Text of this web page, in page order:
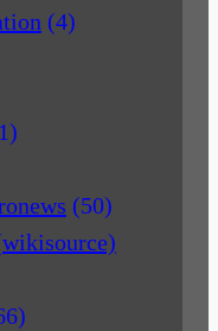
(4)
(50)